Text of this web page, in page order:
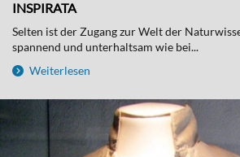
INSPIRATA
Selten ist der Zugang zur Welt der
spannend und unterhaltsam wie bei...
Weiterlesen